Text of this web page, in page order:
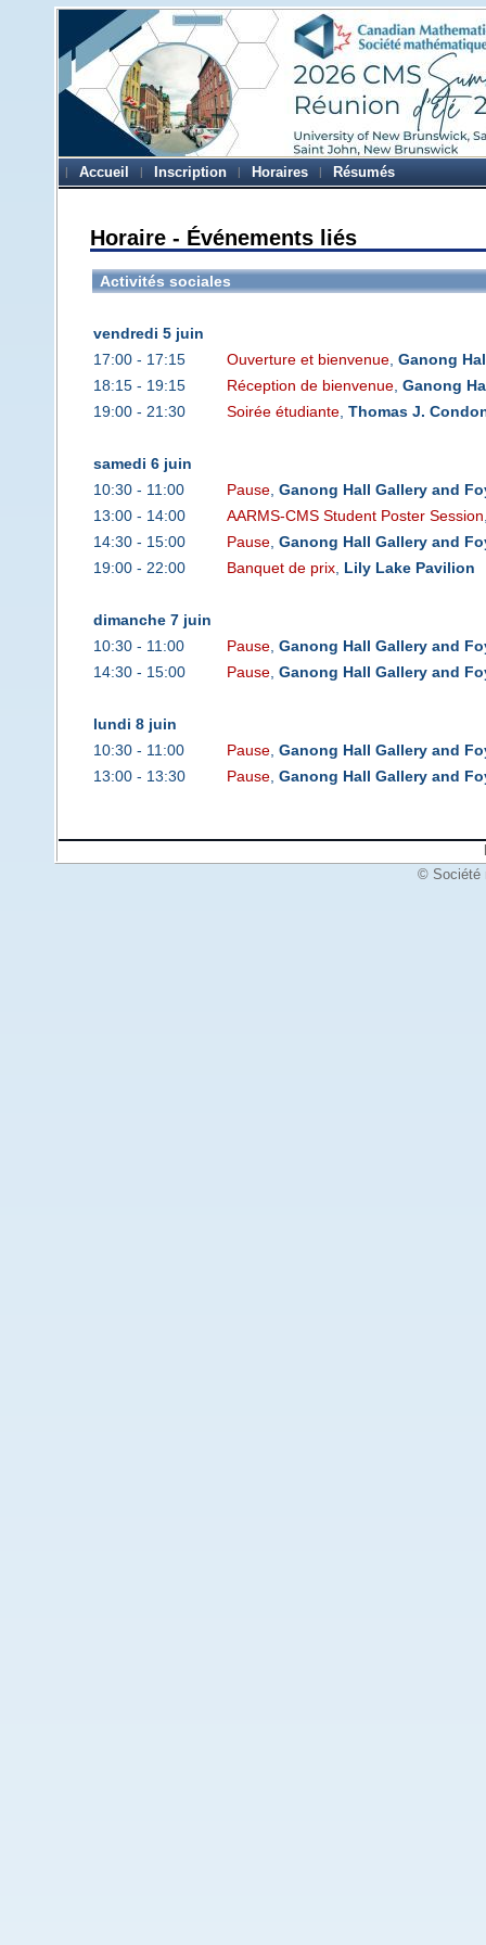
Accueil Inscription Horaires Résumés
Horaire - Événements liés
Activités sociales
vendredi 5 juin
17:00 - 17:15
Ouverture et bienvenue, Ganong
18:15 - 19:15
Réception de bienvenue, Ganong
19:00 - 21:30
Soirée étudiante, Thomas J.
samedi 6 juin
10:30 - 11:00
Pause, Ganong Hall Gallery and
13:00 - 14:00
AARMS-CMS Student Poster Session
14:30 - 15:00
Pause, Ganong Hall Gallery and
19:00 - 22:00
Banquet de prix, Lily Lake Pavilion
dimanche 7 juin
10:30 - 11:00
Pause, Ganong Hall Gallery and
14:30 - 15:00
Pause, Ganong Hall Gallery and
lundi 8 juin
10:30 - 11:00
Pause, Ganong Hall Gallery and
13:00 - 13:30
Pause, Ganong Hall Gallery and
© Société